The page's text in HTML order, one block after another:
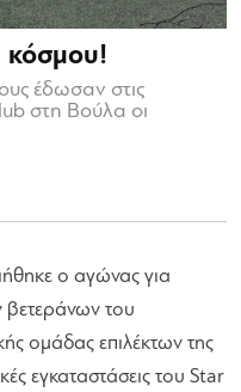
κόσμου!
έδωσαν στις
στη Βούλα οι
ο αγώνας για
βετεράνων του
ομάδας επιλέκτων της
εγκαταστάσεις του Star